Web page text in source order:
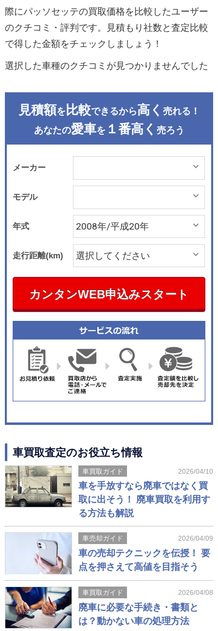
際にパッソセッテの買取価格を比較したユーザー
のクチコミ・評判です。見積もり社数と査定比較
で得した金額をチェックしましょう！
選択した車種のクチコミが見つかりませんでした
見積額を 比較できるから高く 売れる！
あなたの愛車を １番高く 売ろう
メーカー
モデル
年式
走行距離(km)
カンタンWEB申込みスタート
車買取査定のお役立ち情報
車買取ガイド 2026/04/10
車を手放すなら廃車ではなく買
取に出そう！ 廃車買取を利用す
る方法も解説
車売却ガイド 2026/04/09
車の売却テクニックを伝授！ 要
点を押さえて高値を目指そう
車買取ガイド 2026/04/08
廃車に必要な手続き・書類と
は？動かない車の処理方法